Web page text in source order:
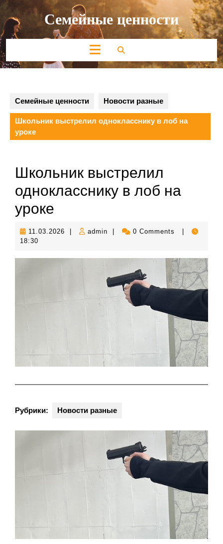
Перейти
содержимому Семейные ценности
Кнопка
Открыть
Семейные ценности Новости разные
Школьник выстрелил однокласснику в лоб на
уроке
Школьник выстрелил
однокласснику в лоб на
уроке
11.03.2026 11.03.2026
admin admin 0 Comments
18:30
Рубрики: Новости разные